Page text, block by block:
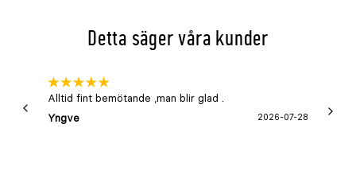
Detta säger våra kunder
Alltid fint bemötande ,man blir glad .
Yngve
2026-07-28